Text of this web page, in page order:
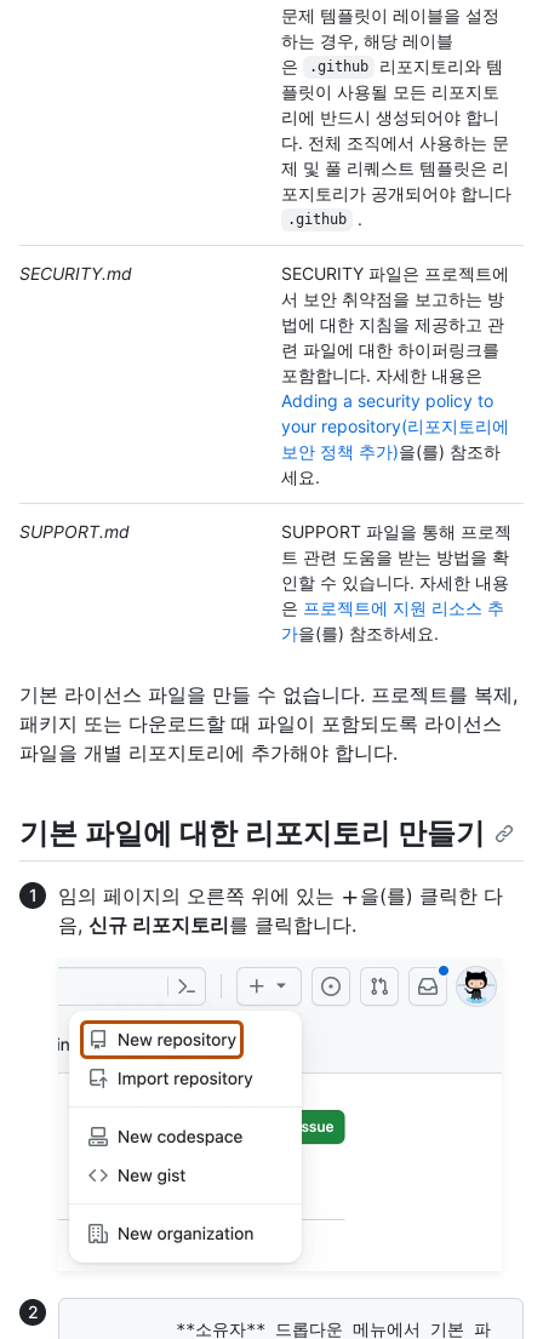
문제 템플릿이 레이블을 설정
하는 경우, 해당 레이블
은
.github
리포지토리와 템
플릿이 사용될 모든 리포지토
리에 반드시 생성되어야 합니
다. 전체 조직에서 사용하는 문
제 및 풀 리퀘스트 템플릿은 리
포지토리가 공개되어야 합니다
.github .
SECURITY.md
SECURITY 파일은 프로젝트에
서 보안 취약점을 보고하는 방
법에 대한 지침을 제공하고 관
련 파일에 대한 하이퍼링크를
포함합니다. 자세한 내용은
Adding a security policy to
your repository(리포지토리에
보안 정책 추가)을(를) 참조하
세요.
SUPPORT.md
SUPPORT 파일을 통해 프로젝
트 관련 도움을 받는 방법을 확
인할 수 있습니다. 자세한 내용
은 프로젝트에 지원 리소스 추
가을(를) 참조하세요.
기본 라이선스 파일을 만들 수 없습니다. 프로젝트를 복제,
패키지 또는 다운로드할 때 파일이 포함되도록 라이선스
파일을 개별 리포지토리에 추가해야 합니다.
기본 파일에 대한 리포지토리 만들기
임의 페이지의 오른쪽 위에 있는
을(를) 클릭한 다
음, 신규 리포지토리를 클릭합니다.